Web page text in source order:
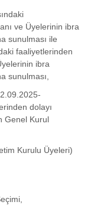
ve Üyelerinin ibra
sunulması ile
faaliyetlerinden
ibra
sunulması,
dolayı
Genel Kurul
Kurulu Üyeleri)